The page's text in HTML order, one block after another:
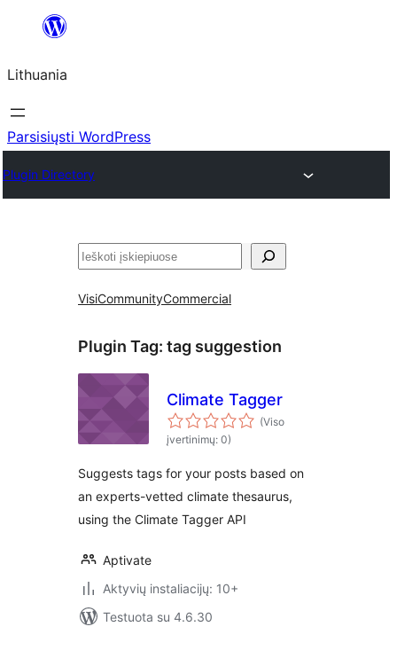
turinio
Lithuania
Parsisiųsti WordPress
Plugin Directory
Paieška
VisiCommunityCommercial
Plugin Tag: tag suggestion
Climate Tagger
(Viso
įvertinimų: 0)
Suggests tags for your posts based on
an experts-vetted climate thesaurus,
using the Climate Tagger API
Aptivate
Aktyvių instaliacijų: 10+
Testuota su 4.6.30